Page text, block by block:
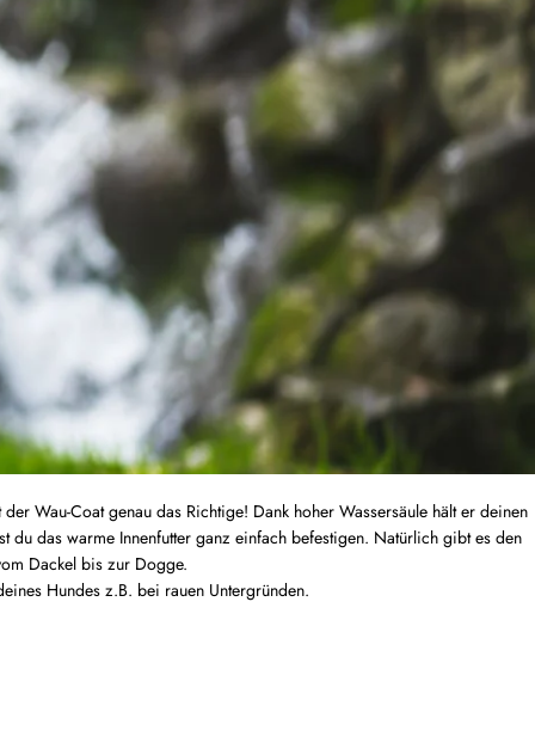
Wau-Coat genau das Richtige! Dank hoher Wassersäule hält er deinen
du das warme Innenfutter ganz einfach befestigen. Natürlich gibt es den
Dackel bis zur Dogge.
Hundes z.B. bei rauen Untergründen.